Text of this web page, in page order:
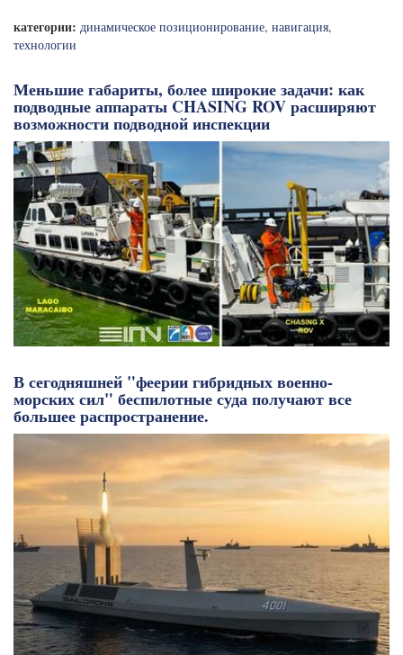
категории: динамическое позиционирование, навигация,
технологии
Меньшие габариты, более широкие задачи: как
подводные аппараты CHASING ROV расширяют
возможности подводной инспекции
В сегодняшней "феерии гибридных военно-
морских сил" беспилотные суда получают все
большее распространение.